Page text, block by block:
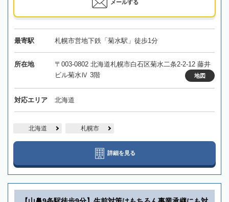
メールする
最寄駅 札幌市営地下鉄「菊水駅」徒歩1分
所在地
〒003-0802 北海道札幌市白石区菊水二条2-2-12 藤井
ビル菊水Ⅳ 3階
地図
対応エリア 北海道
北海道 札幌市
詳細を見る